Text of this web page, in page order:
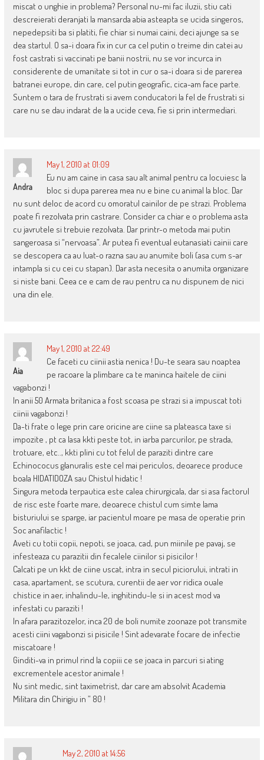
miscat o unghie in problema? Personal nu-mi fac iluzii, stiu cati
descreierati deranjati la mansarda abia asteapta se ucida singeros,
nepedepsiti ba si platiti, fie chiar si numai caini, deci ajunge sa se
dea startul. O sa-i doara fix in cur ca cel putin o treime din catei au
fost castrati si vaccinati pe banii nostrii, nu se vor incurca in
considerente de umanitate si tot in cur o sa-i doara si de parerea
batranei europe, din care, cel putin geografic, cica-am face parte.
Suntem o tara de frustrati si avem conducatori la fel de frustrati si
care nu se dau indarat de la a ucide ceva, fie si prin intermediari.
Andra
May 1, 2010 at 01:09
Eu nu am caine in casa sau alt animal pentru ca locuiesc la
bloc si dupa parerea mea nu e bine cu animal la bloc. Dar
nu sunt deloc de acord cu omoratul cainilor de pe strazi. Problema
poate fi rezolvata prin castrare. Consider ca chiar e o problema asta
cu javrutele si trebuie rezolvata. Dar printr-o metoda mai putin
sangeroasa si “nervoasa”. Ar putea fi eventual eutanasiati cainii care
se descopera ca au luat-o razna sau au anumite boli (asa cum s-ar
intampla si cu cei cu stapan). Dar asta necesita o anumita organizare
si niste bani. Ceea ce e cam de rau pentru ca nu dispunem de nici
una din ele.
Aia
May 1, 2010 at 22:49
Ce faceti cu ciinii astia nenica ! Du-te seara sau noaptea
pe racoare la plimbare ca te maninca haitele de ciini
vagabonzi !
In anii 50 Armata britanica a fost scoasa pe strazi si a impuscat toti
ciinii vagabonzi !
Da-ti frate o lege prin care oricine are ciine sa plateasca taxe si
impozite , pt ca lasa kkti peste tot, in iarba parcurilor, pe strada,
trotuare, etc.., kkti plini cu tot felul de paraziti dintre care
Echinococus glanuralis este cel mai periculos, deoarece produce
boala HIDATIDOZA sau Chistul hidatic !
Singura metoda terpautica este calea chirurgicala, dar si asa factorul
de risc este foarte mare, deoarece chistul cum simte lama
bisturiului se sparge, iar pacientul moare pe masa de operatie prin
Soc anafilactic !
Aveti cu totii copii, nepoti, se joaca, cad, pun miinile pe pavaj, se
infesteaza cu parazitii din fecalele ciinilor si pisicilor !
Calcati pe un kkt de ciine uscat, intra in secul piciorului, intrati in
casa, apartament, se scutura, curentii de aer vor ridica ouale
chistice in aer, inhalindu-le, inghitindu-le si in acest mod va
infestati cu paraziti !
In afara parazitozelor, inca 20 de boli numite zoonaze pot transmite
acesti ciini vagabonzi si pisicile ! Sint adevarate focare de infectie
miscatoare !
Ginditi-va in primul rind la copiii ce se joaca in parcuri si ating
excrementele acestor animale !
Nu sint medic, sint taximetrist, dar care am absolvit Academia
Militara din Chirigiu in ” 80 !
May 2, 2010 at 14:56